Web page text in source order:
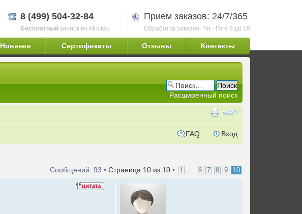
8 (499) 504-32-84
Бесплатный звонок из Москвы
Прием заказов: 24/7/365
Обработка заказов: Пн - Пт с 9 до 18
Новинки Сертификаты Отзывы Контакты
Расширенный поиск
FAQ Вход
Сообщений: 93 • Страница 10 из 10 • 1 ... 6 7 8 9 10